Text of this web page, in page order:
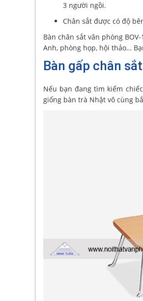
3 người ngồi.
Chân sắt được có độ
Bàn chân sắt văn phòng
Anh, phòng họp, hội thảo…
Bàn gấp chân
Nếu bạn đang tìm kiếm
giống bàn trà Nhật vô cùng